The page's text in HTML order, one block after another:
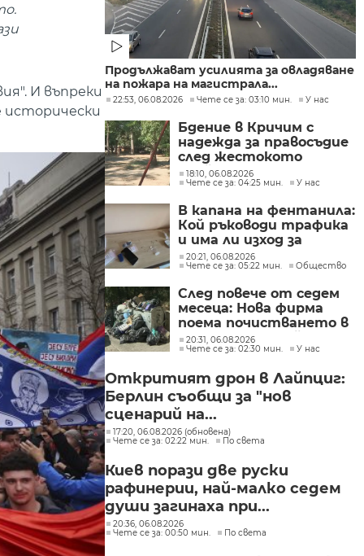
И въпреки
исторически
Продължават усилията за овладяване
на пожара на магистрала...
22:53, 06.08.2026 Чете се за: 03:10 мин. У нас
Бдение в Кричим с
надежда за правосъдие
след жестокото
убийство на млад мъж
в Пловдив от
18:10, 06.08.2026
Чете се за: 04:25 мин.
У нас
В капана на фентанила:
Кой ръководи трафика
и има ли изход за
пристрастените?
20:21, 06.08.2026
Чете се за: 05:22 мин.
Общество
След повече от седем
месеца: Нова фирма
поема почистването в
столичните райони
"Слатина", "Подуяне" и
20:31, 06.08.2026
Чете се за: 02:30 мин.
У нас
Откритият дрон в Лайпциг:
Берлин съобщи за "нов
сценарий на...
17:20, 06.08.2026 (обновена)
Чете се за: 02:22 мин.
По света
Киев порази две руски
рафинерии, най-малко седем
души загинаха при...
20:36, 06.08.2026
Чете се за: 00:50 мин.
По света